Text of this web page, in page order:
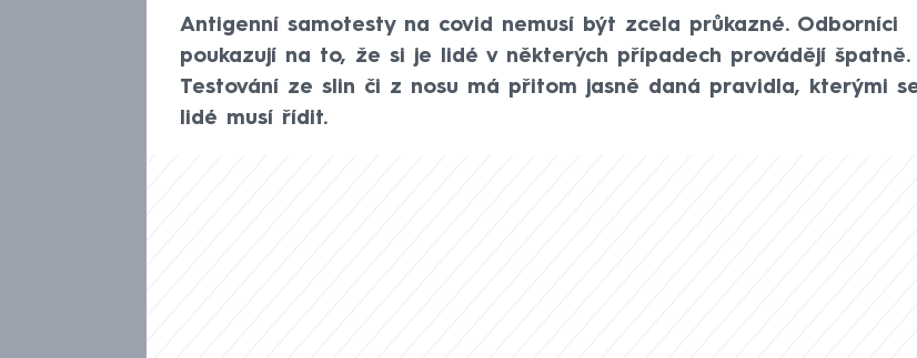
Antigenní samotesty na covid nemusí být zcela průkazné. Odborníci
poukazují na to, že si je lidé v některých případech provádějí špatně.
Testování ze slin či z nosu má přitom jasně daná pravidla, kterými
lidé musí řídit.